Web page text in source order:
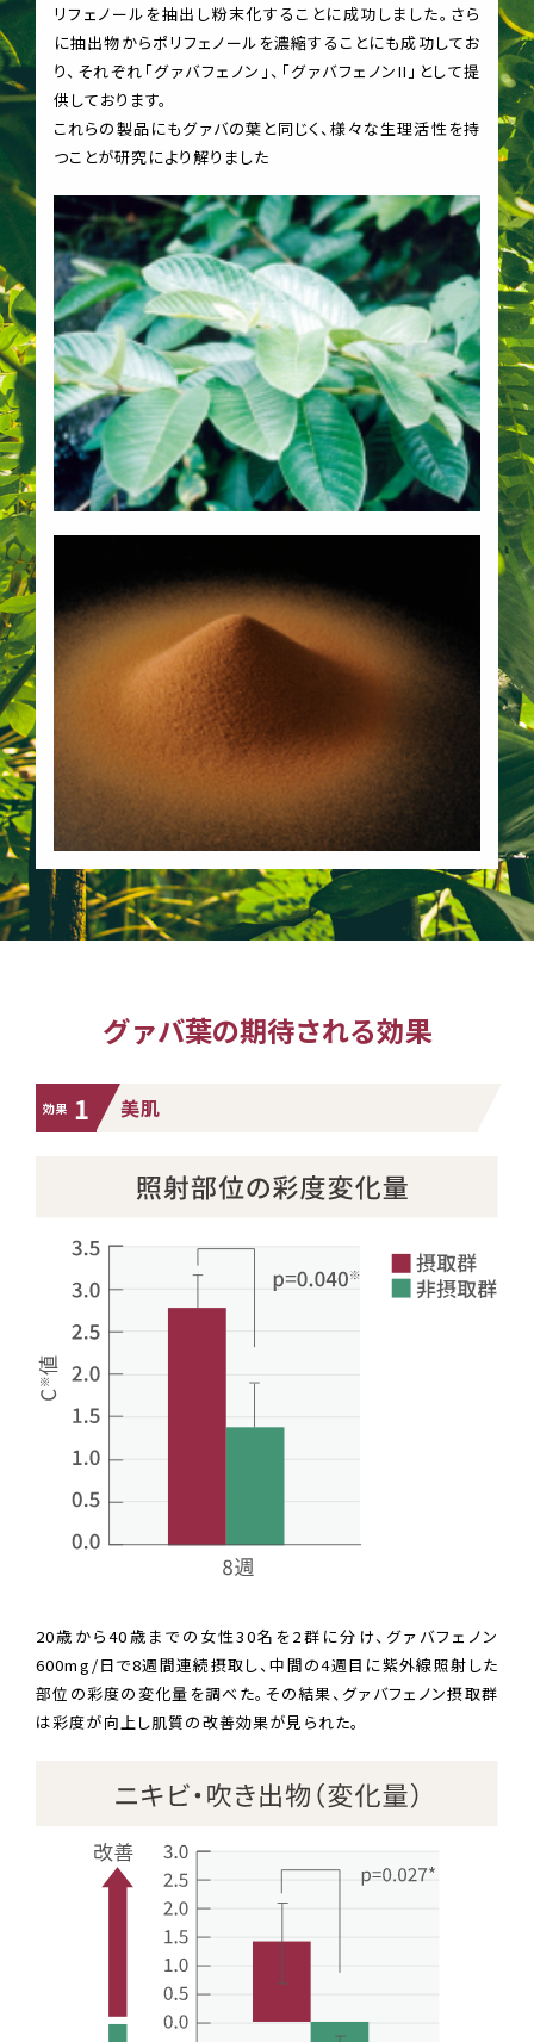
リフェノールを抽出し粉末化することに成功しました。さら
に抽出物からポリフェノールを濃縮することにも成功してお
り、それぞれ「グァバフェノン」、「グァバフェノンII」として提
供しております。
これらの製品にもグァバの葉と同じく、様々な生理活性を持
つことが研究により解りました
グァバ葉の期待される効果
効果 1 美肌
20歳から40歳までの女性30名を2群に分け、グァバフェノン
600mg/日で8週間連続摂取し、中間の4週目に紫外線照射した
部位の彩度の変化量を調べた。その結果、グァバフェノン摂取群
は彩度が向上し肌質の改善効果が見られた。